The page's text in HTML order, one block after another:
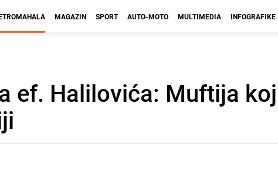
MAGAZIN SPORT AUTO-MOTO MULTIMEDIA INFOGRAFIKE
ef. Halilovića: Muftija